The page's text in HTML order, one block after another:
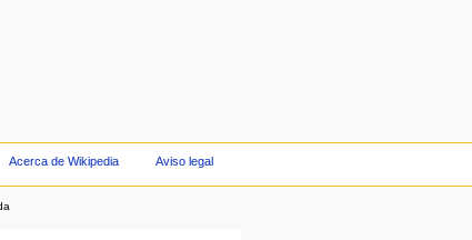
Acerca de Wikipedia Aviso legal